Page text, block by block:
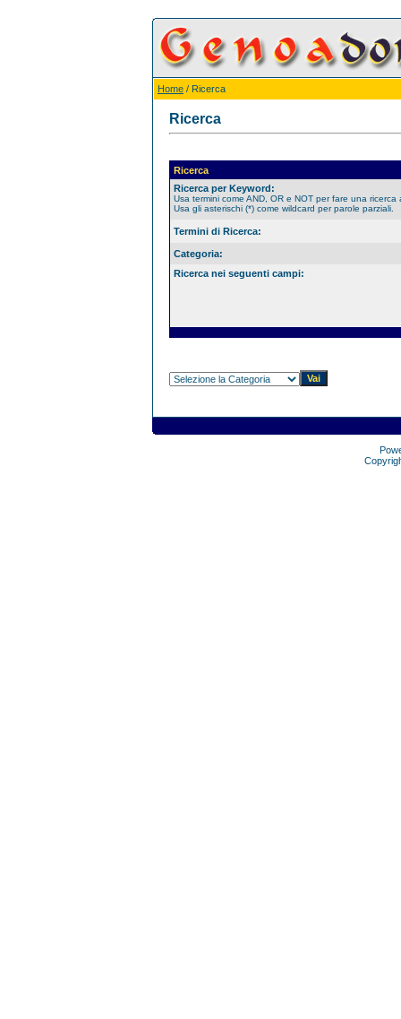
Home / Ricerca
Ricerca
Ricerca
Ricerca per Keyword:
Usa termini come AND, OR e NOT per fare una ricerca
Usa gli asterischi (*) come wildcard per parole parziali.
Termini di Ricerca:
Categoria:
Ricerca nei seguenti campi: